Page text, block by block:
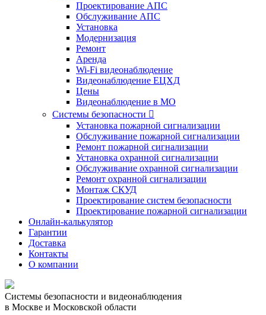
Проектирование АПС
Обслуживание АПС
Установка
Модернизация
Ремонт
Аренда
Wi-Fi видеонаблюдение
Видеонаблюдение ЕЦХД
Цены
Видеонаблюдение в МО
Системы безопасности 
Установка пожарной сигнализации
Обслуживание пожарной сигнализации
Ремонт пожарной сигнализации
Установка охранной сигнализации
Обслуживание охранной сигнализации
Ремонт охранной сигнализации
Монтаж СКУД
Проектирование систем безопасности
Проектирование пожарной сигнализации
Онлайн-калькулятор
Гарантии
Доставка
Контакты
О компании
Системы безопасности и видеонаблюдения
в Москве и Московской области